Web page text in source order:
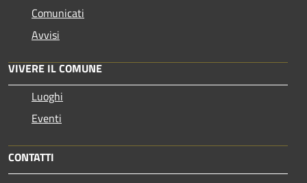
Comunicati
Avvisi
VIVERE IL COMUNE
Luoghi
Eventi
CONTATTI